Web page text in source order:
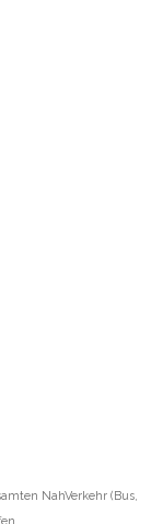
NahVerkehr (Bus,